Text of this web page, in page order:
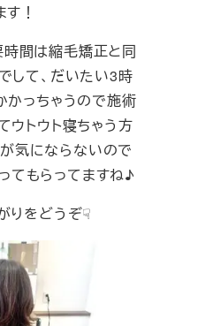
！
時間は縮毛矯正と同
して、だいたい3時
っちゃうので施術
ウトウト寝ちゃう方
気にならないので
てもらってますね♪
りをどうぞ☟